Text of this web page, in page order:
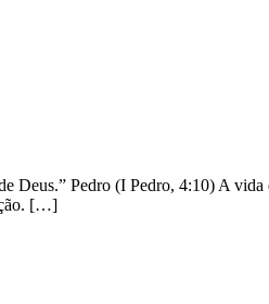
Pedro (I Pedro, 4:10) A
[…]